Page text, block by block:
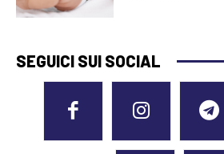
SEGUICI SUI SOCIAL